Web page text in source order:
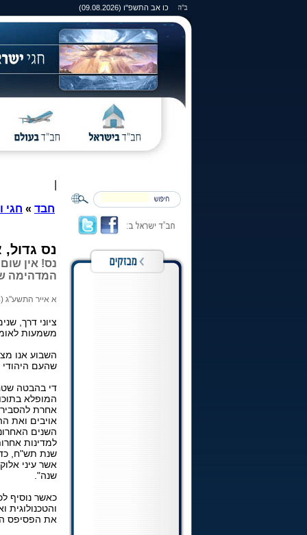
כו אב התשפ"ו (09.08.2026)
חבד » חגי
נס
נס! אין
המדהימה
א אייר התשע"ג (11.04.2013)
ציוני דרך,
משמעות
שהעם היהודי
די בהבטה
המופלא
אחרת
אויבים ואת
השנים
למדינות
שנת תש"ח,
אשר עיני
שנה".
כאשר נוסיף
והטכנולוגית
את הפסיפס